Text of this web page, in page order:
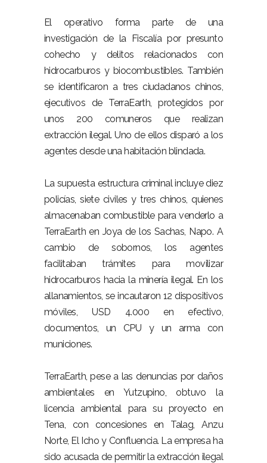
El operativo forma parte de una
investigación de la Fiscalía por presunto
cohecho y delitos relacionados con
hidrocarburos y biocombustibles. También
se identificaron a tres ciudadanos chinos,
ejecutivos de TerraEarth, protegidos por
unos 200 comuneros que realizan
extracción ilegal. Uno de ellos disparó a los
agentes desde una habitación blindada.
La supuesta estructura criminal incluye diez
policías, siete civiles y tres chinos, quienes
almacenaban combustible para venderlo a
TerraEarth en Joya de los Sachas, Napo. A
cambio de sobornos, los agentes
facilitaban trámites para movilizar
hidrocarburos hacia la minería ilegal. En los
allanamientos, se incautaron 12 dispositivos
móviles, USD 4.000 en efectivo,
documentos, un CPU y un arma con
municiones.
TerraEarth, pese a las denuncias por daños
ambientales en Yutzupino, obtuvo la
licencia ambiental para su proyecto en
Tena, con concesiones en Talag, Anzu
Norte, El Icho y Confluencia. La empresa ha
sido acusada de permitir la extracción ilegal